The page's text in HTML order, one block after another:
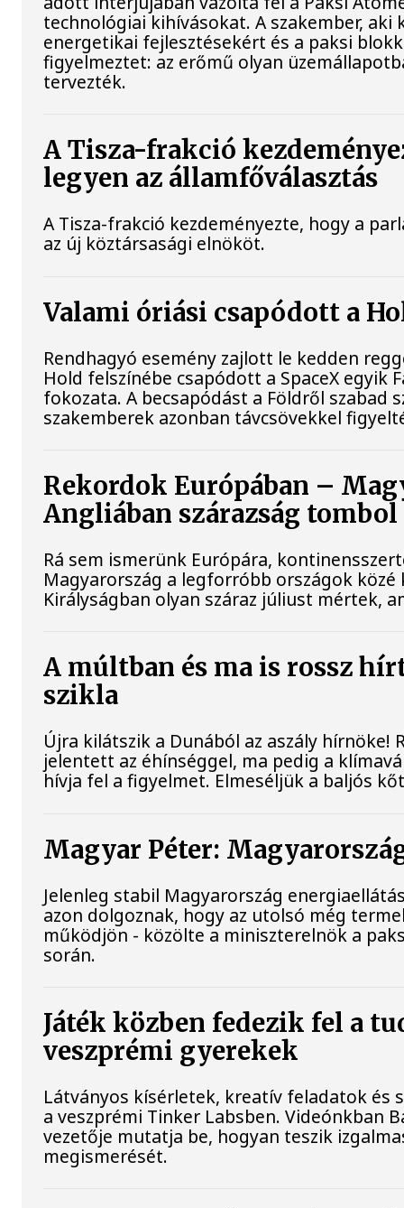
technológiai kihívásokat. A szakember,
energetikai fejlesztésekért és a paksi
figyelmeztet: az erőmű olyan
tervezték.
A Tisza-frakció
legyen az államfőválasztás
A Tisza-frakció kezdeményezte, hogy a
az új köztársasági elnököt.
Valami óriási csapódott a
Rendhagyó esemény zajlott le kedden
Hold felszínébe csapódott a SpaceX egyik
fokozata. A becsapódást a Földről szabad
szakemberek azonban távcsövekkel
Rekordok Európában –
Angliában szárazság tombol
Rá sem ismerünk Európára,
Magyarország a legforróbb országok
Királyságban olyan száraz júliust mértek,
A múltban és ma is rossz
szikla
Újra kilátszik a Dunából az aszály hírnöke!
jelentett az éhínséggel, ma pedig a
hívja fel a figyelmet. Elmeséljük a baljós
Magyar Péter:
Jelenleg stabil Magyarország
azon dolgoznak, hogy az utolsó még
működjön - közölte a miniszterelnök a
során.
Játék közben fedezik fel a
veszprémi gyerekek
Látványos kísérletek, kreatív feladatok és
a veszprémi Tinker Labsben. Videónkban
vezetője mutatja be, hogyan teszik
megismerését.